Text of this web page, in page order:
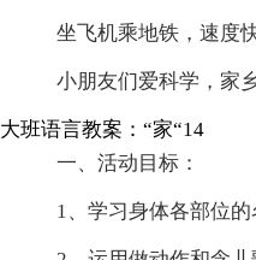
坐飞机乘地铁，速度
小朋友们爱科学，家
大班语言教案：“家“14
一、活动目标：
1、学习身体各部位的